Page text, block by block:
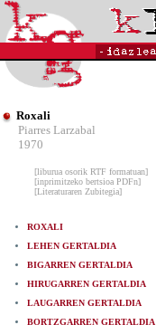
Roxali
Piarres Larzabal
1970
[liburua osorik RTF formatuan]
[inprimitzeko bertsioa PDFn]
[Literaturaren Zubitegia]
ROXALI
LEHEN GERTALDIA
BIGARREN GERTALDIA
HIRUGARREN GERTALDIA
LAUGARREN GERTALDIA
BORTZGARREN GERTALDIA